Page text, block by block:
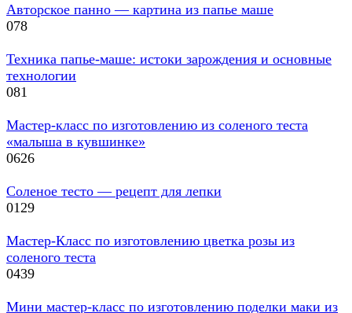
Авторское панно — картина из папье маше
078
Техника папье-маше: истоки зарождения и основные
технологии
081
Мастер-класс по изготовлению из соленого теста
«малыша в кувшинке»
0626
Соленое тесто — рецепт для лепки
0129
Мастер-Класс по изготовлению цветка розы из
соленого теста
0439
Мини мастер-класс по изготовлению поделки маки из